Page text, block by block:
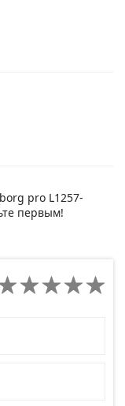
pro L1257-
первым!